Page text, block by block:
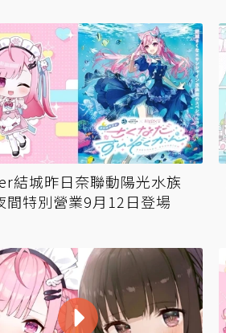
結城昨日奈聯動陽光水族
間特別營業9月12日登場